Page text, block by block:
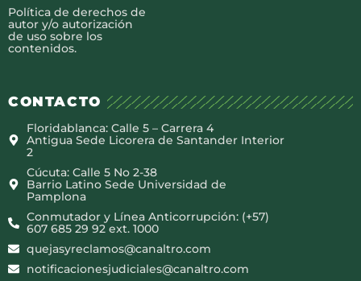
Política de derechos de
autor y/o autorización
de uso sobre los
contenidos.
CONTACTO
Floridablanca: Calle 5 – Carrera 4
Antigua Sede Licorera de Santander Interior
2
Cúcuta: Calle 5 No 2-38
Barrio Latino Sede Universidad de
Pamplona
Conmutador y Línea Anticorrupción: (+57)
607 685 29 92 ext. 1000
quejasyreclamos@canaltro.com
notificacionesjudiciales@canaltro.com